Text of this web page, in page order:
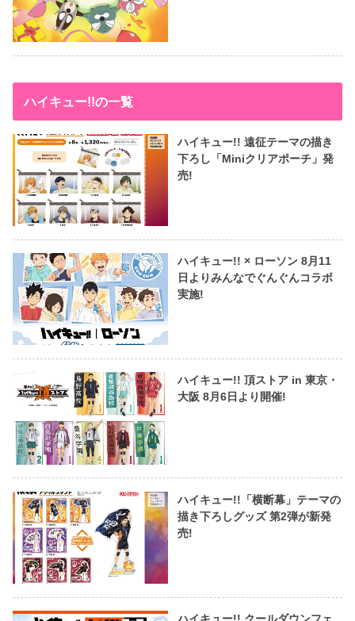
ハイキュー!!の一覧
ハイキュー!! 遠征テーマの描き
下ろし「Miniクリアポーチ」発
売!
ハイキュー!! × ローソン 8月11
日よりみんなでぐんぐんコラボ
実施!
ハイキュー!! 頂ストア in 東京・
大阪 8月6日より開催!
ハイキュー!!「横断幕」テーマの
描き下ろしグッズ 第2弾が新発
売!